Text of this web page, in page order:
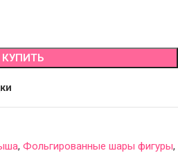
КУПИТЬ
, Фольгированные шары фигуры,